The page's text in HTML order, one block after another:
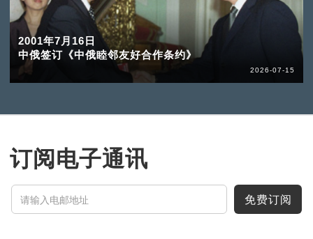
2001年7月16日
中俄签订《中俄睦邻友好合作条约》
2026-07-15
订阅电子通讯
免费订阅